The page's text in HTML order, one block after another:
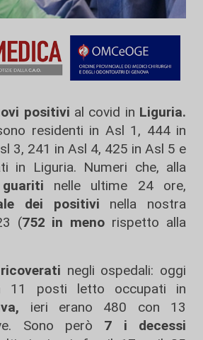
positivi al covid in Liguria.
residenti in Asl 1, 444 in
3, 241 in Asl 4, 425 in Asl 5 e
in Liguria. Numeri che, alla
nelle ultime 24 ore,
dei positivi nella nostra
(752 in meno rispetto alla
ricoverati negli ospedali: oggi
11 posti letto occupati in
ieri erano 480 con 13
Sono però 7 i decessi